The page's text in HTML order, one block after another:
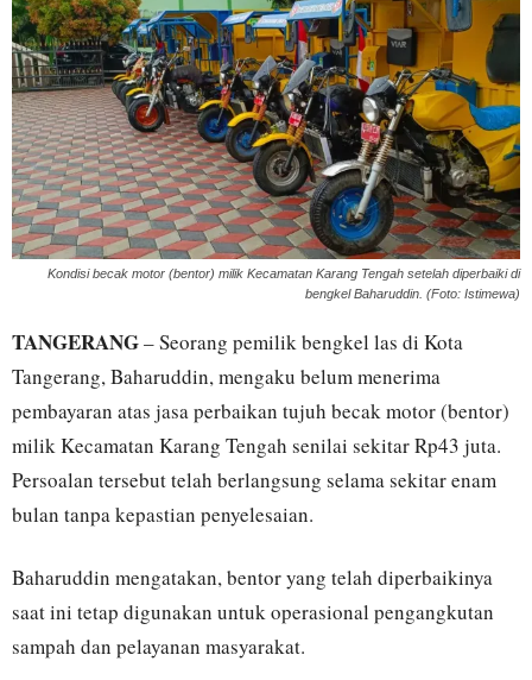
Kondisi becak motor (bentor) milik Kecamatan Karang Tengah setelah diperbaiki di
bengkel Baharuddin. (Foto: Istimewa)
TANGERANG– Seorang pemilik bengkel las di Kota
Tangerang, Baharuddin, mengaku belum menerima
pembayaran atas jasa perbaikan tujuh becak motor (bentor)
milik Kecamatan Karang Tengah senilai sekitar Rp43 juta.
Persoalan tersebut telah berlangsung selama sekitar enam
bulan tanpa kepastian penyelesaian.
Baharuddin mengatakan, bentor yang telah diperbaikinya
saat ini tetap digunakan untuk operasional pengangkutan
sampah dan pelayanan masyarakat.